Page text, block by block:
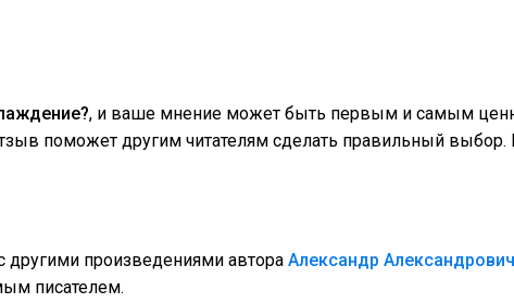
, и ваше мнение может быть первым и самым
поможет другим читателям сделать правильный выбор.
другими произведениями автора Александр
писателем.